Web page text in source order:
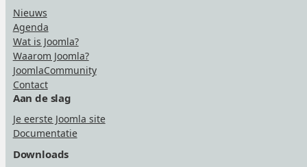
Nieuws
Agenda
Wat is Joomla?
Waarom Joomla?
JoomlaCommunity
Contact
Aan de slag
Je eerste Joomla site
Documentatie
Downloads